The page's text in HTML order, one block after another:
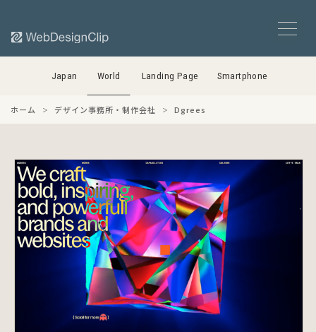
Japan World Landing Page Smartphone
ホーム デザイン事務所・制作会社 Dgrees